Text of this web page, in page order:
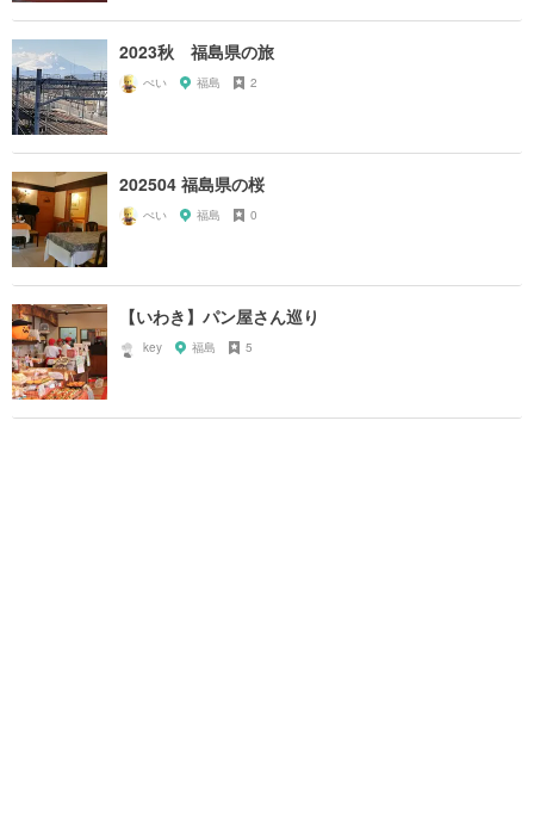
2023秋 福島県の旅
ぺい 福島 2
202504 福島県の桜
ぺい 福島 0
【いわき】パン屋さん巡り
key 福島 5